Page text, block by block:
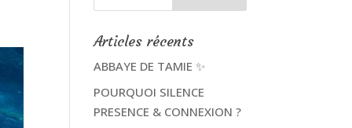
Articles récents
ABBAYE DE TAMIE ✨
POURQUOI SILENCE
PRESENCE & CONNEXION ?